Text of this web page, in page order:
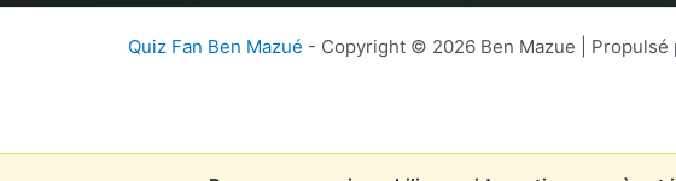
Quiz Fan Ben Mazué - Copyright © 2026 Ben Mazue | Propulsé